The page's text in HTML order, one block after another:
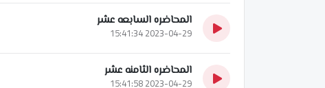
المحاضره السابعه عشر
2023-04-29 15:41:34
المحاضره الثامنه عشر
2023-04-29 15:41:58